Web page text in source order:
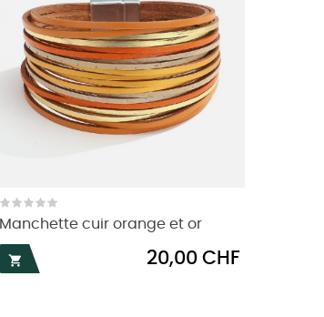
Manchette cuir orange et or

Prix
20,00 CHF